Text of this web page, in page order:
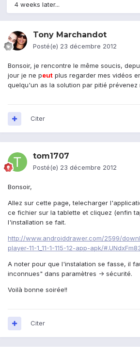
4 weeks later...
Tony Marchandot
Posté(e) 23 décembre 2012
Bonsoir, je rencontre le même soucis,
jour je ne peut plus regarder mes vidéos
quelqu'un as la solution par pitié prévenez
Citer
tom1707
Posté(e) 23 décembre 2012
Bonsoir,
Allez sur cette page, telecharger
ce fichier sur la tablette et cliquez (enfin
l'installation se fait.
http://www.androiddrawer.com/2599/
player-11-1_11-1-115-12-app-apk/
A noter pour que l'instalation se fasse, il
inconnues" dans paramètres -> sécurité.
Voilà bonne soirée!!
Citer